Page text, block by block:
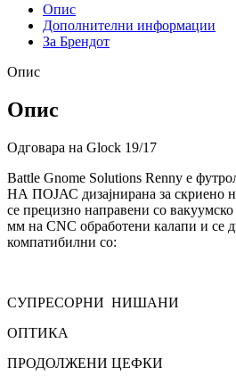
Опис
Дополнителни информации
За Брендот
Опис
Опис
Одговара на Glock 19/17
Battle Gnome Solutions Renny е
НА ПОЈАС дизајнирана за скриено
се прецизно направени со
мм на CNC обработени калапи и се
компатибилни со:
СУПРЕСОРНИ НИШАНИ
ОПТИКА
ПРОДОЛЖЕНИ ЦЕФКИ